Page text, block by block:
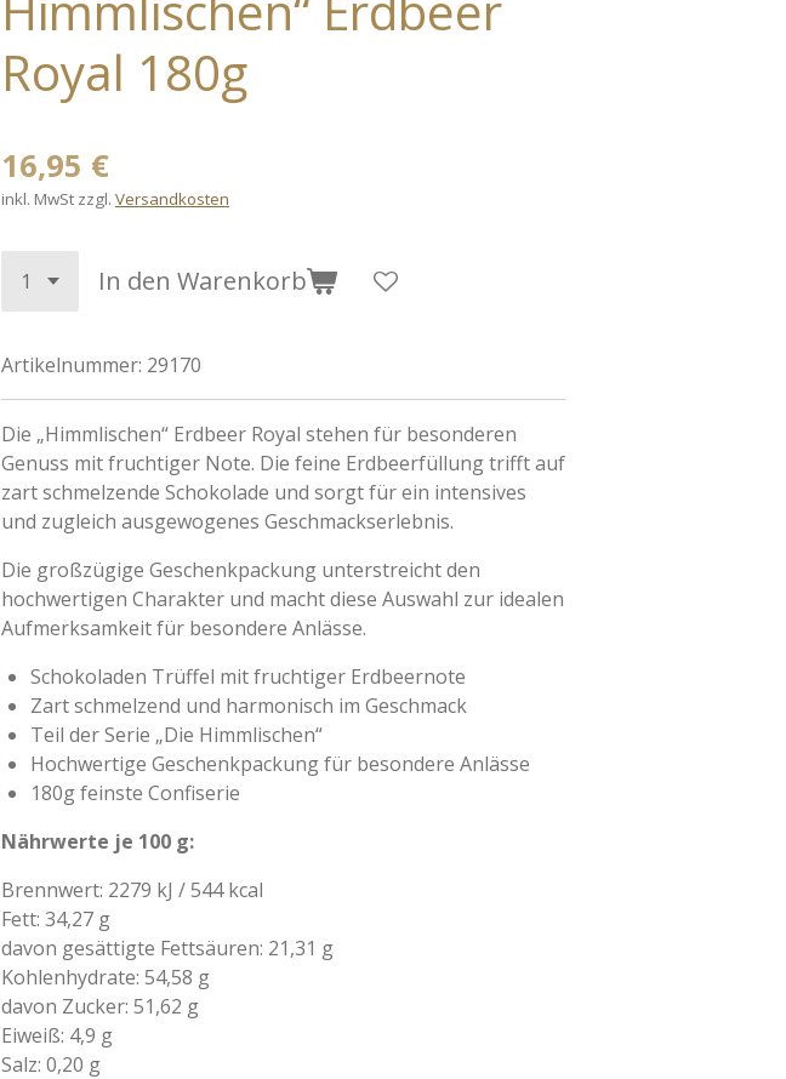
Royal 180g
16,95 €
inkl. MwSt zzgl. Versandkosten
In den Warenkorb
Artikelnummer: 29170
Die „Himmlischen“ Erdbeer Royal stehen für besonderen
Genuss mit fruchtiger Note. Die feine Erdbeerfüllung trifft auf
zart schmelzende Schokolade und sorgt für ein intensives
und zugleich ausgewogenes Geschmackserlebnis.
Die großzügige Geschenkpackung unterstreicht den
hochwertigen Charakter und macht diese Auswahl zur idealen
Aufmerksamkeit für besondere Anlässe.
Schokoladen Trüffel mit fruchtiger Erdbeernote
Zart schmelzend und harmonisch im Geschmack
Teil der Serie „Die Himmlischen“
Hochwertige Geschenkpackung für besondere Anlässe
180g feinste Confiserie
Nährwerte je 100 g:
Brennwert: 2279 kJ / 544 kcal
Fett: 34,27 g
davon gesättigte Fettsäuren: 21,31 g
Kohlenhydrate: 54,58 g
davon Zucker: 51,62 g
Eiweiß: 4,9 g
Salz: 0,20 g